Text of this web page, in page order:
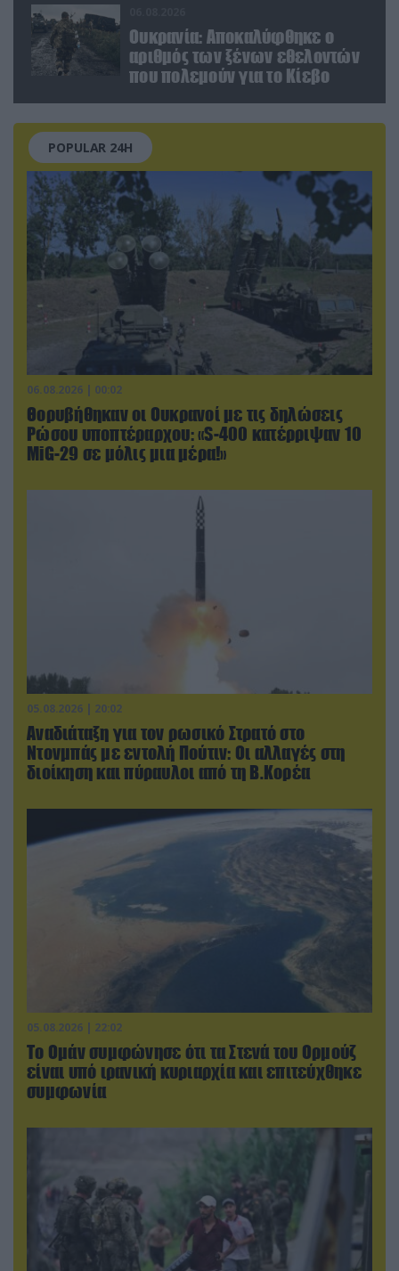
Ουκρανία: Αποκαλύφθηκε ο
αριθμός των ξένων εθελοντών
που πολεμούν για το Κίεβο
POPULAR 24H
06.08.2026 | 00:02
Θορυβήθηκαν οι Ουκρανοί με τις δηλώσεις
Ρώσου υποπτέραρχου: «S-400 κατέρριψαν 10
MiG-29 σε μόλις μια μέρα!»
05.08.2026 | 20:02
Αναδιάταξη για τον ρωσικό Στρατό στο
Ντονμπάς με εντολή Πούτιν: Οι αλλαγές στη
διοίκηση και πύραυλοι από τη Β.Κορέα
05.08.2026 | 22:02
Το Ομάν συμφώνησε ότι τα Στενά του Ορμούζ
είναι υπό ιρανική κυριαρχία και επιτεύχθηκε
συμφωνία